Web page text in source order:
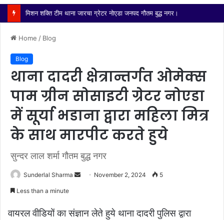
मिशन शक्ति टीम थाना जारचा ग्रेटर नोएडा जनपद गौतम बुद्ध नगर।
Home / Blog
Blog
थाना दादरी क्षेत्रान्तर्गत ओमेक्स
पाम ग्रीन सोसाइटी ग्रेटर नोएडा
में सूर्या भडाना द्वारा महिला मित्र
के साथ मारपीट करते हुये
सुन्दर लाल शर्मा गौतम बुद्ध नगर
Sunderlal Sharma
Send November 2, 2024 5
Less than a minute
वायरल वीडियों का संज्ञान लेते हुये थाना दादरी पुलिस द्वारा